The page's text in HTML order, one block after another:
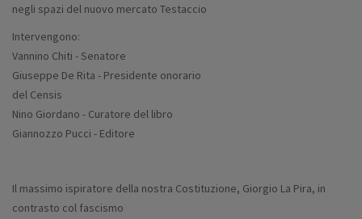
negli spazi del nuovo mercato Testaccio
Intervengono:
Vannino Chiti - Senatore
Giuseppe De Rita - Presidente onorario
del Censis
Nino Giordano - Curatore del libro
Giannozzo Pucci - Editore
Il massimo ispiratore della nostra Costituzione, Giorgio La Pira, in
contrasto col fascismo